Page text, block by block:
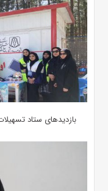
بازدیدهای ستاد